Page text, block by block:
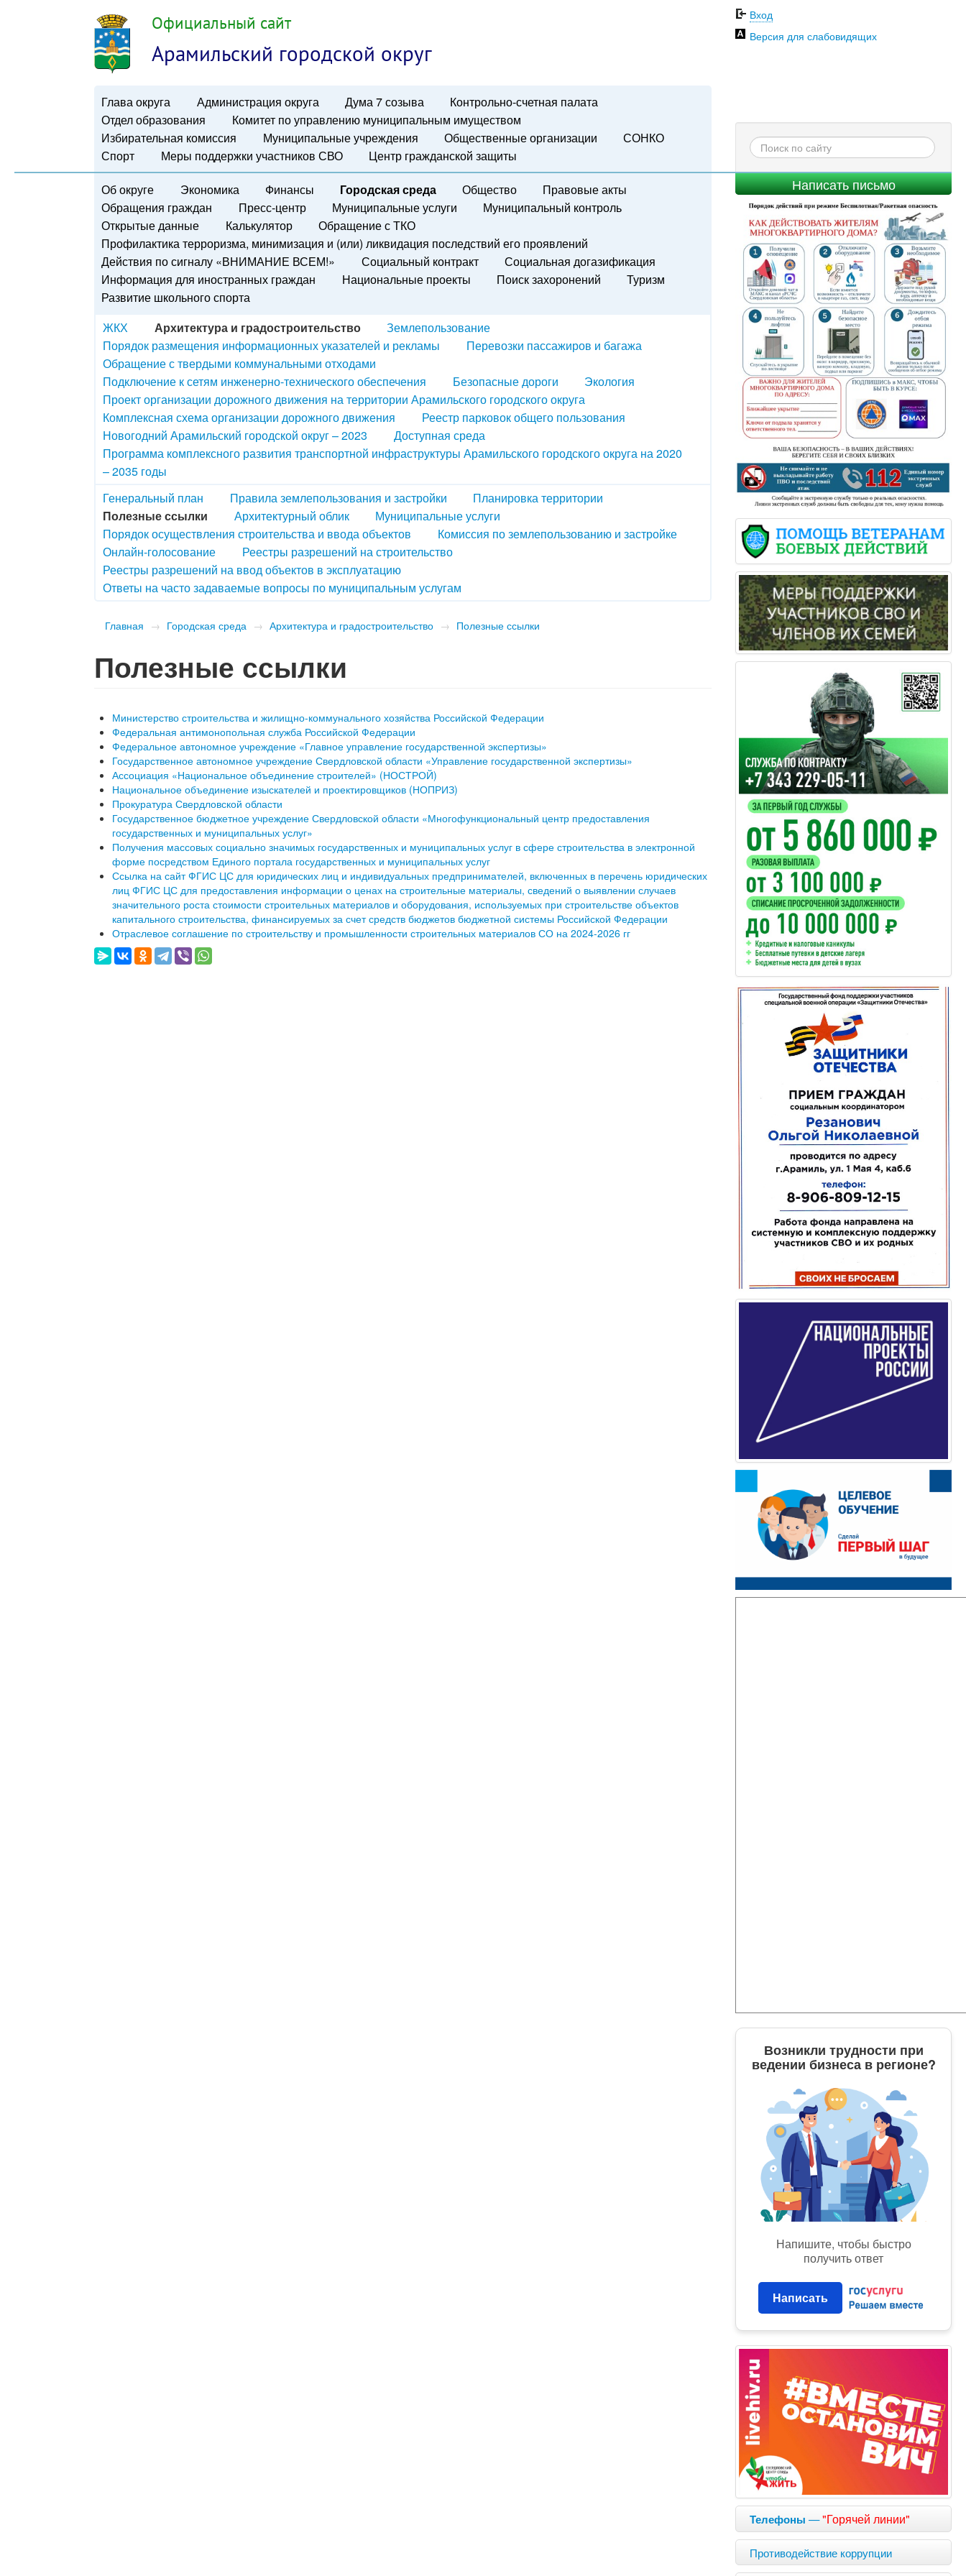
Официальный сайт
Арамильский городской округ
Глава округа Администрация округа Дума 7 созыва
Контрольно-счетная палата
Отдел образования
Комитет по управлению муниципальным имуществом
Избирательная комиссия
Муниципальные учреждения Общественные организации
СОНКО
Спорт
Меры поддержки участников СВО Центр гражданской защиты
Вход
Версия для слабовидящих
Написать письмо
Об округе Экономика Финансы Городская среда Общество
Правовые акты
Обращения граждан
Пресс-центр Муниципальные услуги
Муниципальный контроль
Открытые данные
Калькулятор
Обращение с ТКО
Профилактика терроризма, минимизация и (или) ликвидация последствий его проявлений
Действия по сигналу «ВНИМАНИЕ ВСЕМ!»
Социальный контракт
Социальная догазификация
Информация для иностранных граждан
Национальные проекты Поиск захоронений
Туризм
Развитие школьного спорта
ЖКХ
Архитектура и градостроительство
Землепользование
Порядок размещения информационных указателей и рекламы
Перевозки пассажиров и багажа
Обращение с твердыми коммунальными отходами
Подключение к сетям инженерно-технического обеспечения
Безопасные дороги
Экология
Проект организации дорожного движения на территории Арамильского городского округа
Комплексная схема организации дорожного движения
Реестр парковок общего пользования
Новогодний Арамильский городской округ – 2023
Доступная среда
Программа комплексного развития транспортной инфраструктуры Арамильского городского округа на 2020
– 2035 годы
Генеральный план
Правила землепользования и застройки
Планировка территории
Полезные ссылки
Архитектурный облик
Муниципальные услуги
Порядок осуществления строительства и ввода объектов
Комиссия по землепользованию и застройке
Онлайн-голосование
Реестры разрешений на строительство
Реестры разрешений на ввод объектов в эксплуатацию
Ответы на часто задаваемые вопросы по муниципальным услугам
Главная → Городская среда → Архитектура и градостроительство → Полезные ссылки
Полезные ссылки
Министерство строительства и жилищно-коммунального хозяйства Российской Федерации
Федеральная антимонопольная служба Российской Федерации
Федеральное автономное учреждение «Главное управление государственной экспертизы»
Государственное автономное учреждение Свердловской области «Управление государственной экспертизы»
Ассоциация «Национальное объединение строителей» (НОСТРОЙ)
Национальное объединение изыскателей и проектировщиков (НОПРИЗ)
Прокуратура Свердловской области
Государственное бюджетное учреждение Свердловской области «Многофункциональный центр предоставления
государственных и муниципальных услуг»
Получения массовых социально значимых государственных и муниципальных услуг в сфере строительства в электронной
форме посредством Единого портала государственных и муниципальных услуг
Ссылка на сайт ФГИС ЦС для юридических лиц и индивидуальных предпринимателей, включенных в перечень юридических
лиц ФГИС ЦС для предоставления информации о ценах на строительные материалы, сведений о выявлении случаев
значительного роста стоимости строительных материалов и оборудования, используемых при строительстве объектов
капитального строительства, финансируемых за счет средств бюджетов бюджетной системы Российской Федерации
Отраслевое соглашение по строительству и промышленности строительных материалов СО на 2024-2026 гг
Возникли трудности при
ведении бизнеса в регионе?
Напишите, чтобы быстро
получить ответ
Написать
Телефоны —"Горячей линии"
Противодействие коррупции